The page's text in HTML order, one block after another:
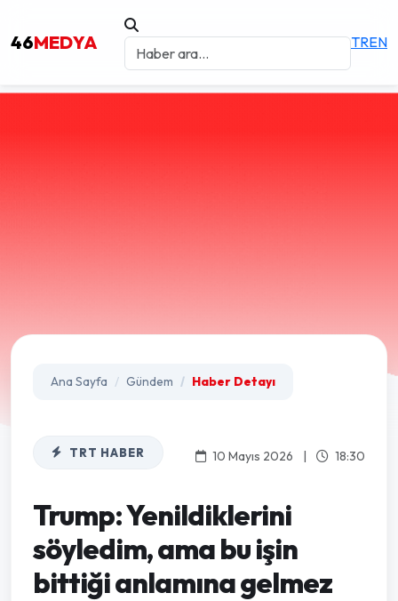
46MEDYA TREN
Ana Sayfa Gündem Haber Detayı
TRT HABER 10 Mayıs 2026 | 18:30
Trump: Yenildiklerini
söyledim, ama bu işin
bittiği anlamına gelmez